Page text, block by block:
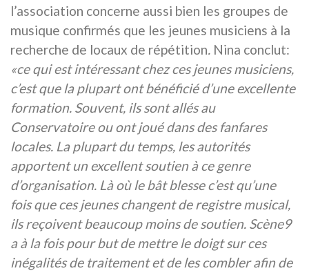
l’association concerne aussi bien les groupes de
musique confirmés que les jeunes musiciens à la
recherche de locaux de répétition. Nina conclut:
«ce qui est intéressant chez ces jeunes musiciens,
c’est que la plupart ont bénéficié d’une excellente
formation. Souvent, ils sont allés au
Conservatoire ou ont joué dans des fanfares
locales. La plupart du temps, les autorités
apportent un excellent soutien à ce genre
d’organisation. Là où le bât blesse c’est qu’une
fois que ces jeunes changent de registre musical,
ils reçoivent beaucoup moins de soutien. Scène9
a à la fois pour but de mettre le doigt sur ces
inégalités de traitement et de les combler afin de